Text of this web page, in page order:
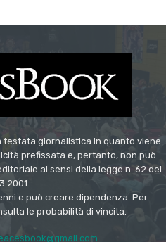
giornalistica in quanto viene
prefissata e, pertanto, non può
ai sensi della legge n. 62 del
e può creare dipendenza. Per
le probabilità di vincita.